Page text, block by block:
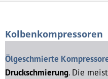
Kolbenkompressoren
Ölgeschmierte
Druckschmierung. Die